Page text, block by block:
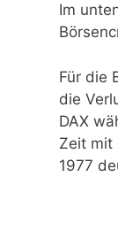
Im
Für die
die
DAX
Zeit mit
1977